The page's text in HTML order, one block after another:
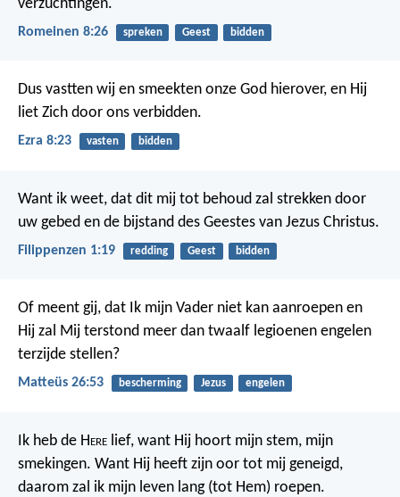
verzuchtingen.
Romeinen 8:26 spreken Geest bidden
Dus vastten wij en smeekten onze God hierover, en Hij
liet Zich door ons verbidden.
Ezra 8:23 vasten bidden
Want ik weet, dat dit mij tot behoud zal strekken door
uw gebed en de bijstand des Geestes van Jezus Christus.
Filippenzen 1:19 redding Geest bidden
Of meent gij, dat Ik mijn Vader niet kan aanroepen en
Hij zal Mij terstond meer dan twaalf legioenen engelen
terzijde stellen?
Matteüs 26:53 bescherming Jezus engelen
Ik heb de Here lief, want Hij hoort mijn stem, mijn
smekingen. Want Hij heeft zijn oor tot mij geneigd,
daarom zal ik mijn leven lang (tot Hem) roepen.